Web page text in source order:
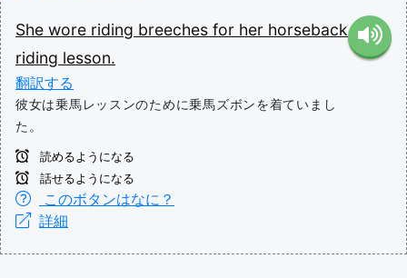
She wore riding breeches for her horseback
riding lesson.
翻訳する
彼女は乗馬レッスンのために乗馬ズボンを着ていまし
た。
読めるようになる
話せるようになる
このボタンはなに？
詳細